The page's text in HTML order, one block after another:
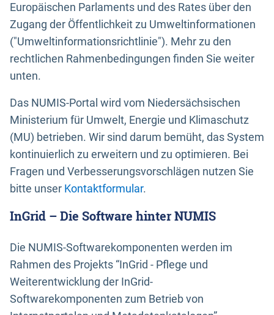
Europäischen Parlaments und des Rates über den
Zugang der Öffentlichkeit zu Umweltinformationen
("Umweltinformationsrichtlinie"). Mehr zu den
rechtlichen Rahmenbedingungen finden Sie weiter
unten.
Das NUMIS-Portal wird vom Niedersächsischen
Ministerium für Umwelt, Energie und Klimaschutz
(MU) betrieben. Wir sind darum bemüht, das System
kontinuierlich zu erweitern und zu optimieren. Bei
Fragen und Verbesserungsvorschlägen nutzen Sie
bitte unser Kontaktformular.
InGrid – Die Software hinter NUMIS
Die NUMIS-Softwarekomponenten werden im
Rahmen des Projekts “InGrid - Pflege und
Weiterentwicklung der InGrid-
Softwarekomponenten zum Betrieb von